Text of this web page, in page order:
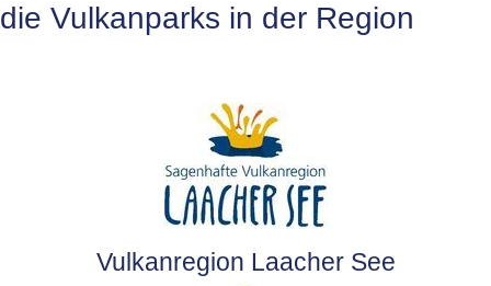
die Vulkanparks in der Region
Vulkanregion Laacher See